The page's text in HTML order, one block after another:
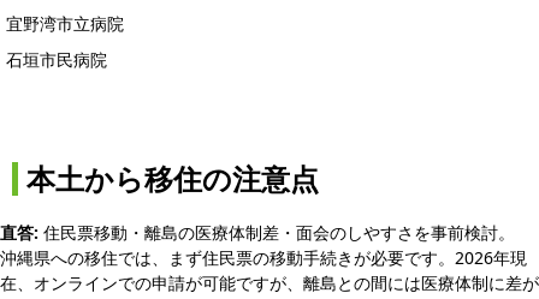
宜野湾市立病院
石垣市民病院
本土から移住の注意点
直答: 住民票移動・離島の医療体制差・面会のしやすさを事前検討。
沖縄県への移住では、まず住民票の移動手続きが必要です。2026年現
在、オンラインでの申請が可能ですが、離島との間には医療体制に差が